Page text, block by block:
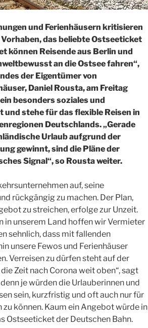
und Ferienhäusern kritisieren
das beliebte Ostseeticket
können Reisende aus Berlin und
an die Ostsee fahren“,
der Eigentümer von
Daniel Rousta, am Freitag
besonders soziales und
stehe für das flexible Reisen in
Deutschlands. „Gerade
Urlaub aufgrund der
gewinnt, sind die Pläne der
Signal“, so Rousta weiter.
auf, seine
rückgängig zu machen. Der Plan,
zu streichen, erfolge zur Unzeit.
in unserem Land hoffen wir Vermieter
sehnlich, dass mit fallenden
unsere Fewos und Ferienhäuser
Verreisen zu dürfen steht auf der
Zeit nach Corona weit oben“, sagt
je würden die Urlauberinnen und
sein, kurzfristig und oft auch nur für
zu können. Kaum ein Angebot würde in
Ostseeticket der Deutschen Bahn.